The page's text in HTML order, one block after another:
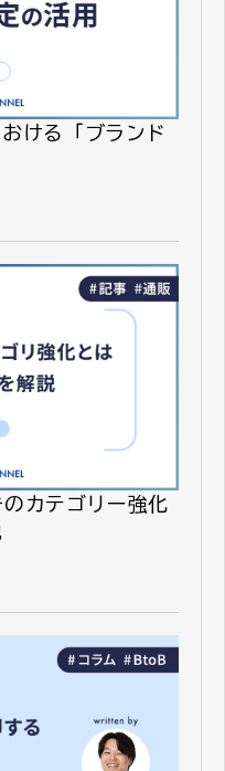
ける「ブランド
カテゴリー強化